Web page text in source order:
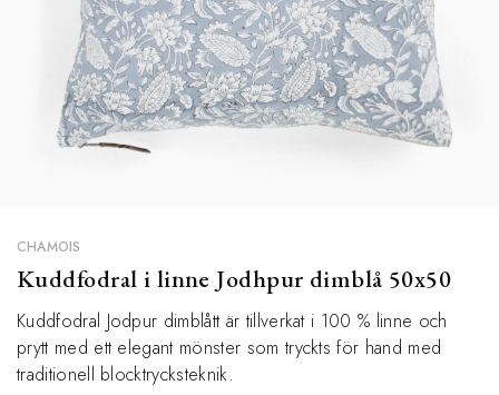
CHAMOIS
Kuddfodral i linne Jodhpur dimblå 50x50
Kuddfodral Jodpur dimblått är tillverkat i 100 % linne och
prytt med ett elegant mönster som tryckts för hand med
traditionell blocktrycksteknik.